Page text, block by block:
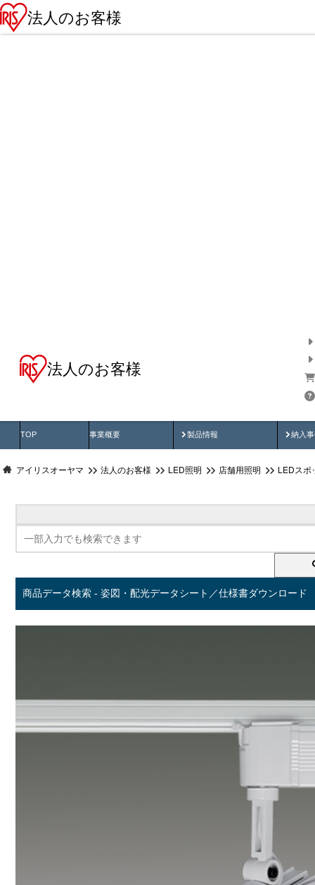
法人のお客様
法人のお客様
TOP 事業概要 製品情報
製品動画 納入
納
アイリスオーヤマ 法人のお客様 LED照明 店舗用照明 LEDスポ
商品データ検索 - 姿図・配光データシート／仕様書ダウンロード